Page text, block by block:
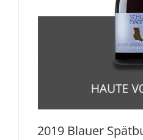
2019 Blauer